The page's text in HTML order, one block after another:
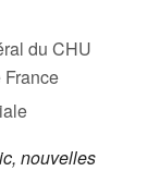
du CHU
nouvelles